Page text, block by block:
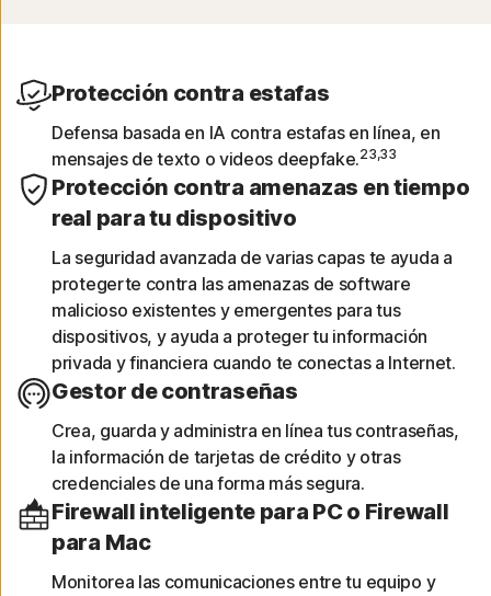
Protección contra estafas
Defensa basada en IA contra estafas en línea, en
mensajes de texto o videos deepfake.23,33
Protección contra amenazas en tiempo
real para tu dispositivo
La seguridad avanzada de varias capas te ayuda a
protegerte contra las amenazas de software
malicioso existentes y emergentes para tus
dispositivos, y ayuda a proteger tu información
privada y financiera cuando te conectas a Internet.
Gestor de contraseñas
Crea, guarda y administra en línea tus contraseñas,
la información de tarjetas de crédito y otras
credenciales de una forma más segura.
Firewall inteligente para PC o Firewall
para Mac
Monitorea las comunicaciones entre tu equipo y